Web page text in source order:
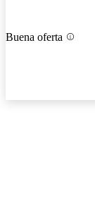
Buena oferta